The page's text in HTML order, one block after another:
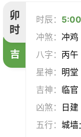
卯
时
吉
时辰：
冲煞：冲鸡
八字： 丙午
星神： 明堂
吉神： 临官
凶煞：
日建
五行：城墙